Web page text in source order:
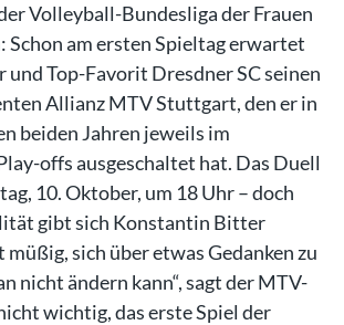
Volleyball-Bundesliga der Frauen
Schon am ersten Spieltag erwartet
und Top-Favorit Dresdner SC seinen
Allianz MTV Stuttgart, den er in
beiden Jahren jeweils im
offs ausgeschaltet hat. Das Duell
10. Oktober, um 18 Uhr – doch
gibt sich Konstantin Bitter
müßig, sich über etwas Gedanken zu
nicht ändern kann“, sagt der MTV-
wichtig, das erste Spiel der